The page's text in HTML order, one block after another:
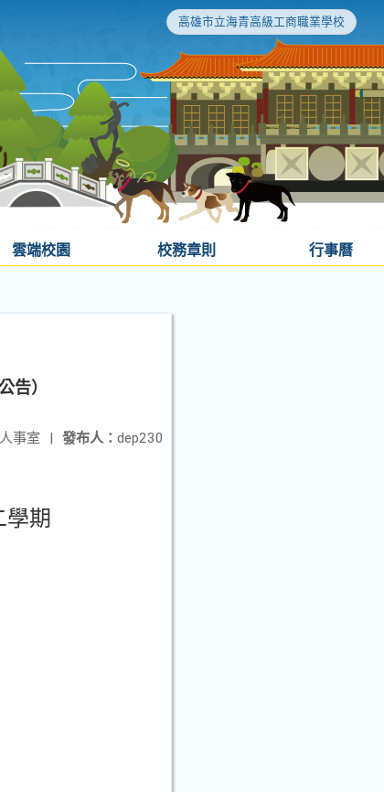
高雄市立海青高級工商職業學校
雲端校園 校務章則 行事曆
告）
發布人： dep230
人事室 |
期